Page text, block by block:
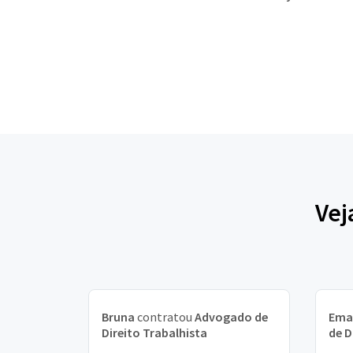
Bruna contratou Advogado de
Direito Trabalhista
de